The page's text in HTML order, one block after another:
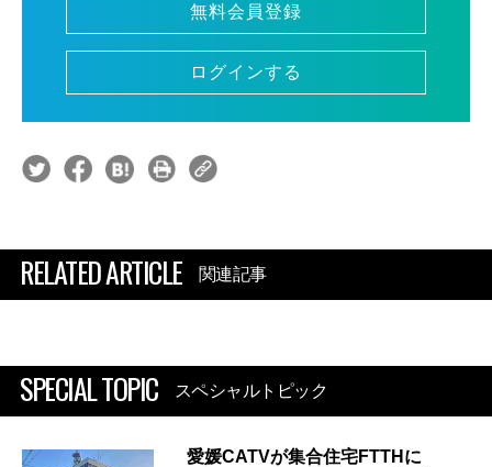
無料会員登録
ログインする
RELATED ARTICLE 関連記事
SPECIAL TOPIC スペシャルトピック
愛媛CATVが集合住宅FTTHに